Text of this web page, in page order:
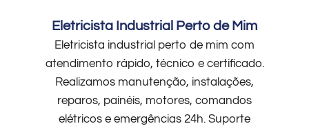
Eletricista Industrial Perto de Mim
Eletricista industrial perto de mim com
atendimento rápido, técnico e certificado.
Realizamos manutenção, instalações,
reparos, painéis, motores, comandos
elétricos e emergências 24h. Suporte